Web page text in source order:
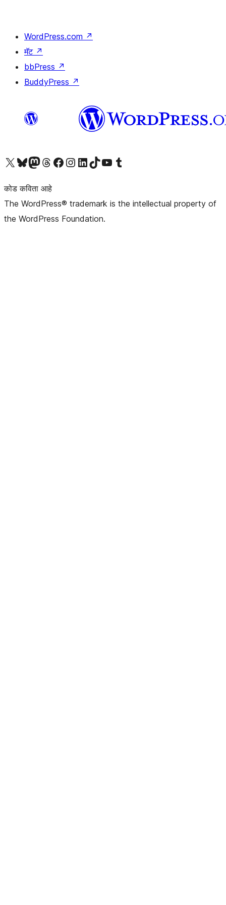
WordPress.com ↗
मॅट ↗
bbPress ↗
BuddyPress ↗
आमच्या X (एक्स) (पूर्वीचे ट्विटर) खात्याला भेट द्या आमच्या ब्लूस्की खात्याला भेट द्या.आमच्या Mastodon खात्याला भेट द्या.आमच्या थ्रेड्स खात्याला भेट द्या. आमच्या फेसबुक पेजला भेट द्या आमच्या इंस्टाग्राम खात्याला भेट द्या आमच्या लिंक्डइन खात्याला भेट द्या आमच्या टिकटॉक अकाउंटला भेट द्या.आमच्या यूट्यूब चॅनेलला भेट द्या आमच्या टंबलर खात्याला भेट द्या.
कोड कविता आहे
The WordPress® trademark is the intellectual property of
the WordPress Foundation.